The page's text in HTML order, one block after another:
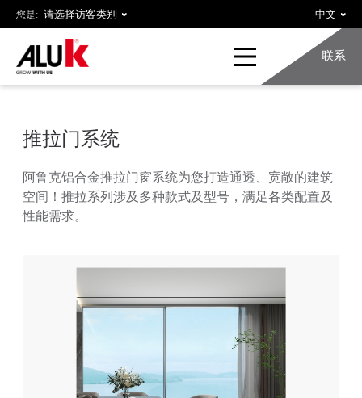
您是:
联系
推拉门系统
阿鲁克铝合金推拉门窗系统为您打造通透、宽敞的建筑
空间！推拉系列涉及多种款式及型号，满足各类配置及
性能需求。